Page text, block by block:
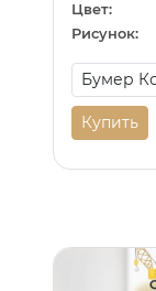
Цвет:
Рисунок:
Купить